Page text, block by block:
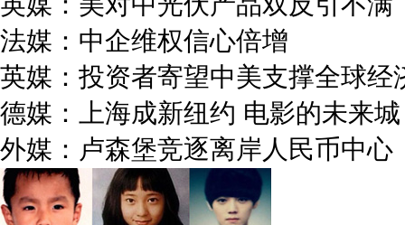
法媒：中企维权信心倍增
英媒：投资者寄望中美支撑全球经
德媒：上海成新纽约 电影的未来城
外媒：卢森堡竞逐离岸人民币中心